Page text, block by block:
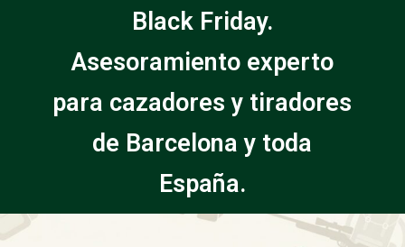
Black Friday.
Asesoramiento experto
para cazadores y tiradores
de Barcelona y toda
España.